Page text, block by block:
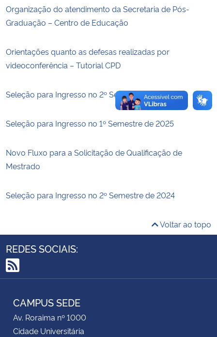
Advocacia-Geral da União
Organização do atendimento da Secretaria de Pós-
Graduação – Centro de Educação
Orientações quanto as defesas realizadas por
videoconferência – Tutorial CPD
Seleção para Ingresso no 2º Semestre de 2025
Seleção para Ingresso no 1º Semestre de 2025
Novo Fluxo para a Solicitação de Qualificação de
Mestrado
Seleção para Ingresso no 2º Semestre de 2024
Voltar ao topo
REDES SOCIAIS:
RSS
CAMPUS SEDE
Av. Roraima nº 1000
Cidade Universitária